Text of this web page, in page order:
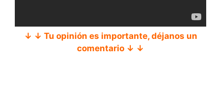
↓ ↓ Tu opinión es importante, déjanos un
comentario ↓ ↓